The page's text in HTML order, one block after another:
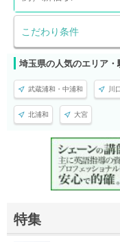
こだわり条件
埼玉県の人気のエリア・
武蔵浦和・中浦和 川
北浦和 大宮
特集